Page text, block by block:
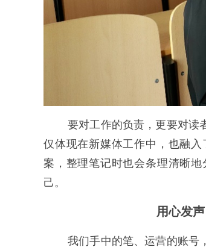
要对工作的负责，更要对读
仅体现在新媒体工作中，也融
案，整理笔记时也会条理清晰
己。
用心发
我们手中的笔、运营的账号